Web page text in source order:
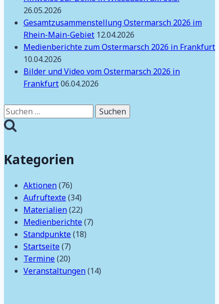
26.05.2026
Gesamtzusammenstellung Ostermarsch 2026 im
Rhein-Main-Gebiet 12.04.2026
Medienberichte zum Ostermarsch 2026 in Frankfurt
10.04.2026
Bilder und Video vom Ostermarsch 2026 in
Frankfurt06.04.2026
Suchen
nach:
Kategorien
Aktionen(76)
Aufruftexte(34)
Materialien(22)
Medienberichte(7)
Standpunkte(18)
Startseite(7)
Termine(20)
Veranstaltungen(14)